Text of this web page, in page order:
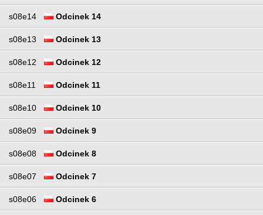
s08e14 Odcinek 14
s08e13 Odcinek 13
s08e12 Odcinek 12
s08e11 Odcinek 11
s08e10 Odcinek 10
s08e09 Odcinek 9
s08e08 Odcinek 8
s08e07 Odcinek 7
s08e06 Odcinek 6